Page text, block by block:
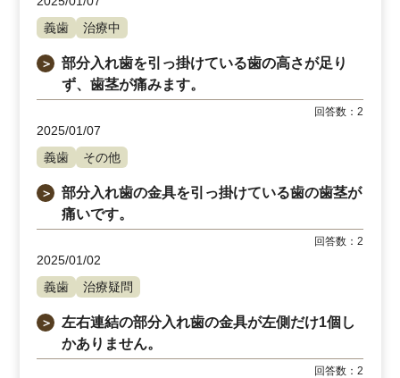
義歯
治療中
＞
部分入れ歯を引っ掛けている歯の高さが足り
ず、歯茎が痛みます。
回答数：2
2025/01/07
義歯
その他
＞
部分入れ歯の金具を引っ掛けている歯の歯茎が
痛いです。
回答数：2
2025/01/02
義歯
治療疑問
＞
左右連結の部分入れ歯の金具が左側だけ1個し
かありません。
回答数：2